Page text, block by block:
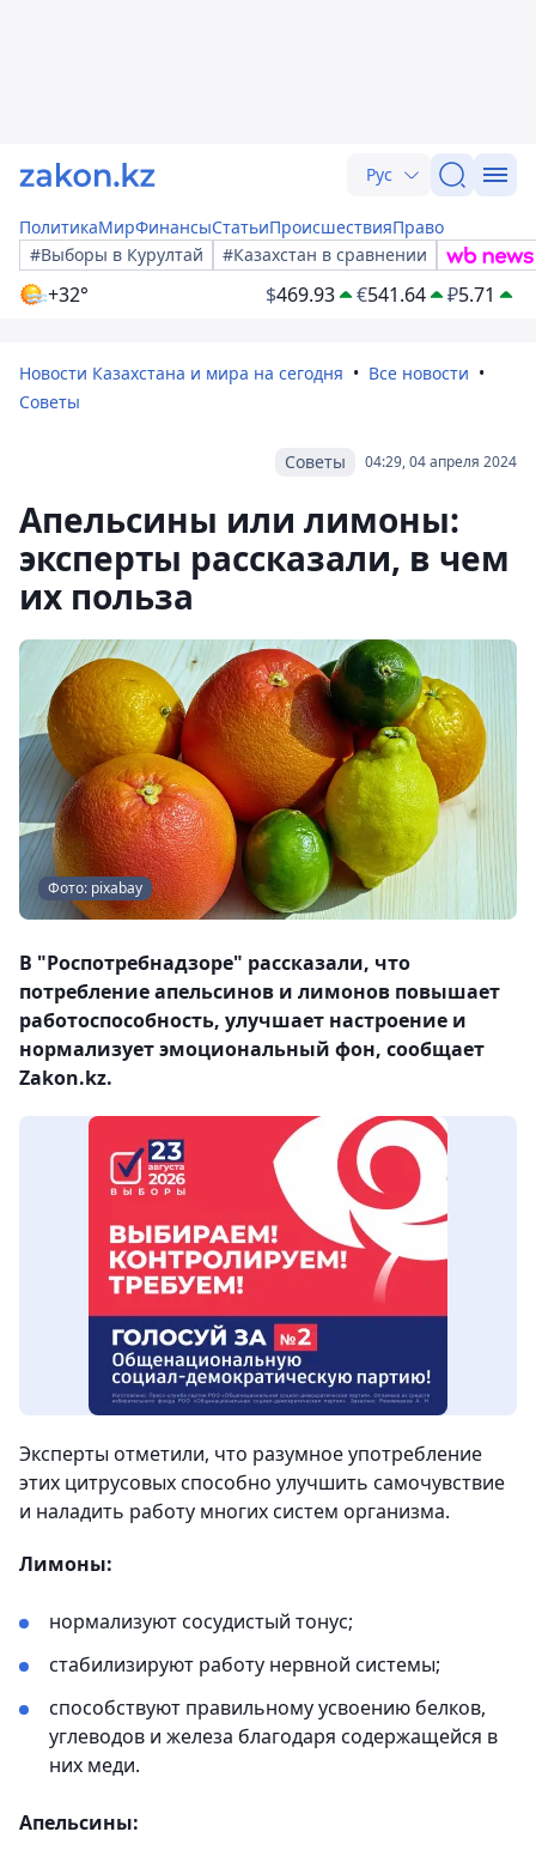
Рус
ПолитикаМирФинансыСтатьиПроисшествияПраво
#Выборы в Курултай
#Казахстан в сравнении
+32° $469.93 €541.64 ₽5.71
Новости Казахстана и мира на сегодня
Все новости
Советы
04:29, 04 апреля 2024
Советы
Апельсины или лимоны:
эксперты рассказали, в чем
их польза
Фото: pixabay
В "Роспотребнадзоре" рассказали, что
потребление апельсинов и лимонов повышает
работоспособность, улучшает настроение и
нормализует эмоциональный фон, сообщает
Zakon.kz.
Эксперты отметили, что разумное употребление
этих цитрусовых способно улучшить самочувствие
и наладить работу многих систем организма.
Лимоны:
нормализуют сосудистый тонус;
стабилизируют работу нервной системы;
способствуют правильному усвоению белков,
углеводов и железа благодаря содержащейся в
них меди.
Апельсины: